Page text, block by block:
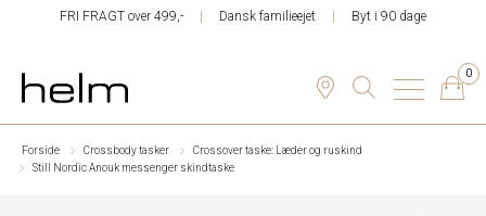
FRI FRAGT over 499,- Dansk familieejet Byt i 90 dage
0
Forside Crossbody tasker
Crossover taske: Læder og ruskind
Still Nordic Anouk messenger skindtaske